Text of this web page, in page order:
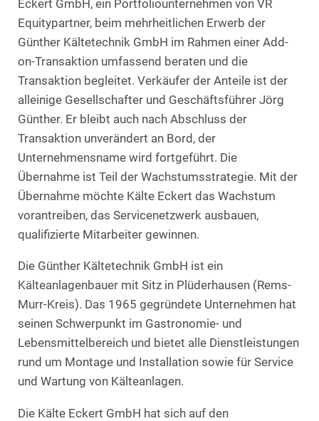
Eckert GmbH, ein Portfoliounternehmen von VR
Equitypartner, beim mehrheitlichen Erwerb der
Günther Kältetechnik GmbH im Rahmen einer Add-
on-Transaktion umfassend beraten und die
Transaktion begleitet. Verkäufer der Anteile ist der
alleinige Gesellschafter und Geschäftsführer Jörg
Günther. Er bleibt auch nach Abschluss der
Transaktion unverändert an Bord, der
Unternehmensname wird fortgeführt. Die
Übernahme ist Teil der Wachstumsstrategie. Mit der
Übernahme möchte Kälte Eckert das Wachstum
vorantreiben, das Servicenetzwerk ausbauen,
qualifizierte Mitarbeiter gewinnen.
Die Günther Kältetechnik GmbH ist ein
Kälteanlagenbauer mit Sitz in Plüderhausen (Rems-
Murr-Kreis). Das 1965 gegründete Unternehmen hat
seinen Schwerpunkt im Gastronomie- und
Lebensmittelbereich und bietet alle Dienstleistungen
rund um Montage und Installation sowie für Service
und Wartung von Kälteanlagen.
Die Kälte Eckert GmbH hat sich auf den